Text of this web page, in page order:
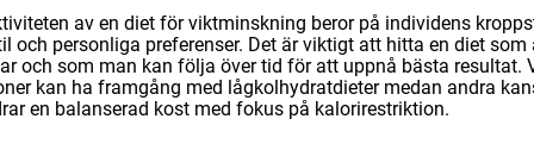
av en diet för viktminskning beror på individens
och personliga preferenser. Det är viktigt att hitta en diet som
och som man kan följa över tid för att uppnå bästa resultat.
kan ha framgång med lågkolhydratdieter medan andra
en balanserad kost med fokus på kalorirestriktion.